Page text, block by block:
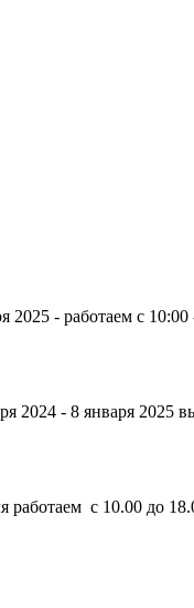
2025 - работаем с
2024 - 8 января 2025
работаем с 10.00 до